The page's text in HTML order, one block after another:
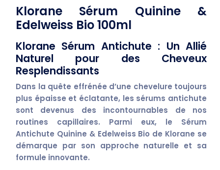
Klorane Sérum Quinine &
Edelweiss Bio 100ml
Klorane Sérum Antichute : Un Allié
Naturel pour des Cheveux
Resplendissants
Dans la quête effrénée d’une chevelure toujours
plus épaisse et éclatante, les sérums antichute
sont devenus des incontournables de nos
routines capillaires. Parmi eux, le Sérum
Antichute Quinine & Edelweiss Bio de Klorane se
démarque par son approche naturelle et sa
formule innovante.